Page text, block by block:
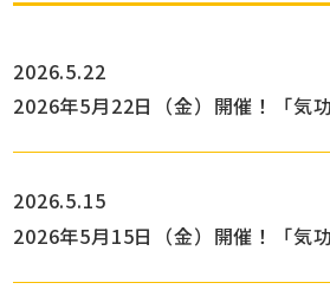
2026.5.22
2026年5月22日（金）開催！「気
2026.5.15
2026年5月15日（金）開催！「気